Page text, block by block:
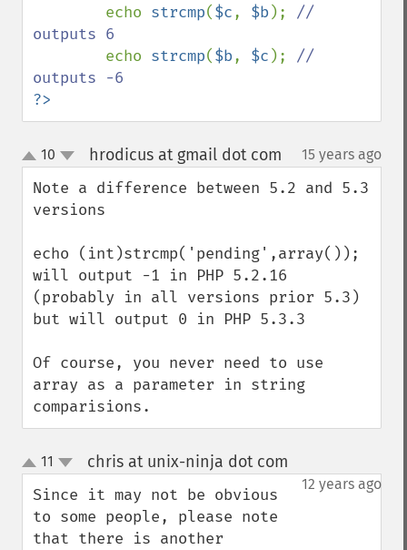
echo strcmp($c, $b); //
outputs 6
echo strcmp($b, $c ); //
?>
up
down
10 hrodicus at gmail dot com 15 years ago
Note a difference between 5.2 and 5.3
versions
echo (int)strcmp('pending',array());
will output -1 in PHP 5.2.16
(probably in all versions prior 5.3)
but will output 0 in PHP 5.3.3
Of course, you never need to use
array as a parameter in string
comparisions.
up
down
11 chris at unix-ninja dot com
12 years ago
Since it may not be obvious
to some people, please note
that there is another